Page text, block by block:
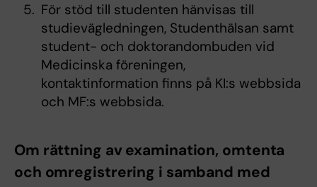
För stöd till studenten hänvisas till
studievägledningen, Studenthälsan samt
student- och doktorandombuden vid
Medicinska föreningen,
kontaktinformation finns på KI:s webbsida
och MF:s webbsida.
Om rättning av examination, omtenta
och omregistrering i samband med